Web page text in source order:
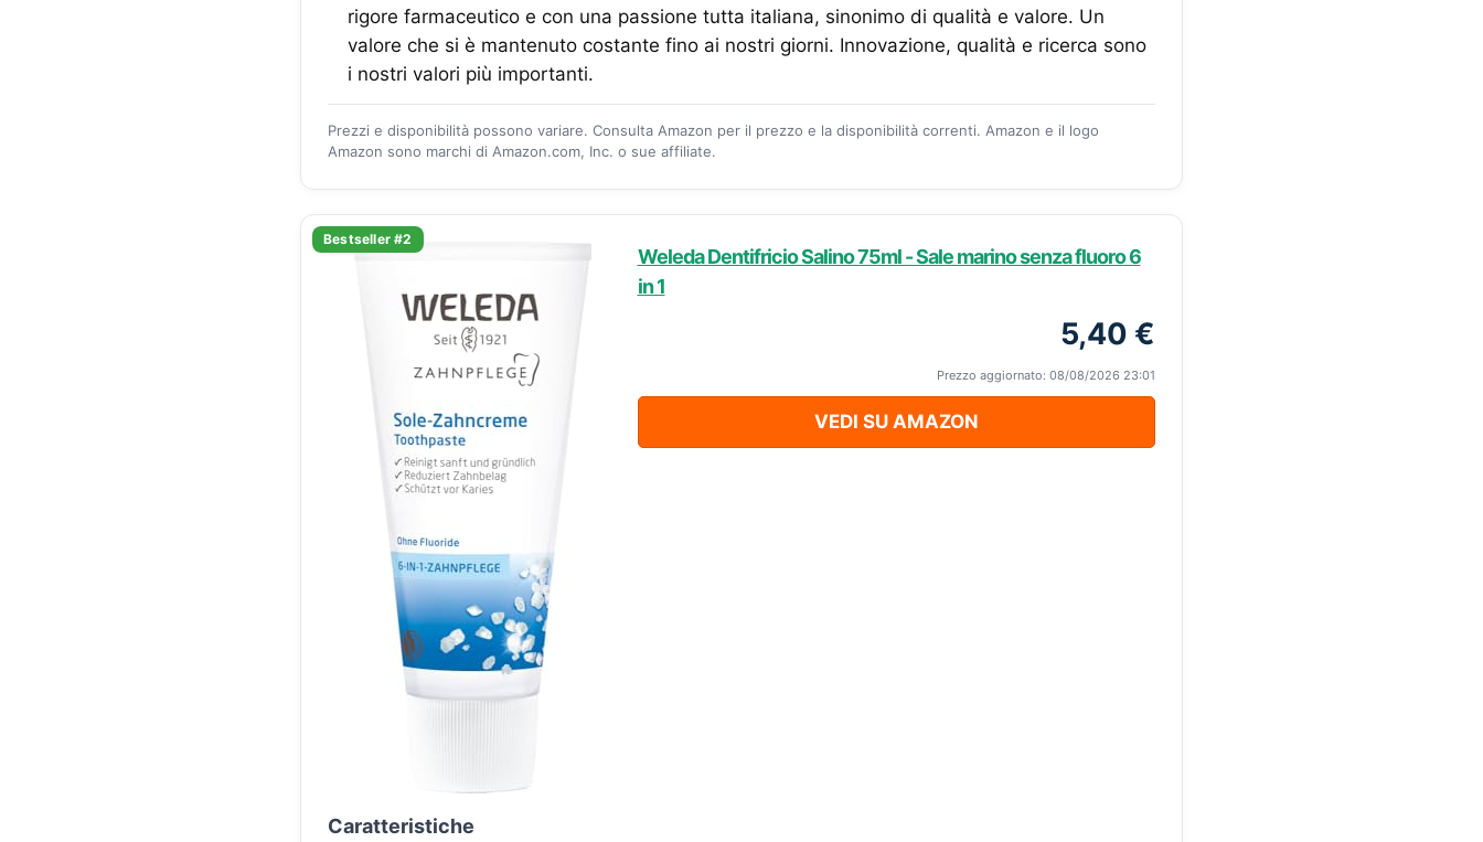
rigore farmaceutico e con una passione tutta italiana, sinonimo di qualità e valore. Un
valore che si è mantenuto costante fino ai nostri giorni. Innovazione, qualità e ricerca sono
i nostri valori più importanti.
Prezzi e disponibilità possono variare. Consulta Amazon per il prezzo e la disponibilità correnti. Amazon e il logo
Amazon sono marchi di Amazon.com, Inc. o sue affiliate.
Bestseller #2
Weleda Dentifricio Salino 75ml - Sale marino senza fluoro 6
in 1
5,40 €
Prezzo aggiornato: 08/08/2026 23:01
VEDI SU AMAZON
Caratteristiche